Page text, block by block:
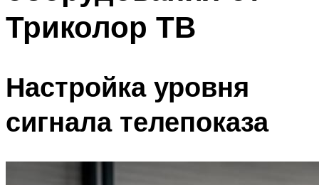
Триколор ТВ
Настройка уровня
сигнала телепоказа